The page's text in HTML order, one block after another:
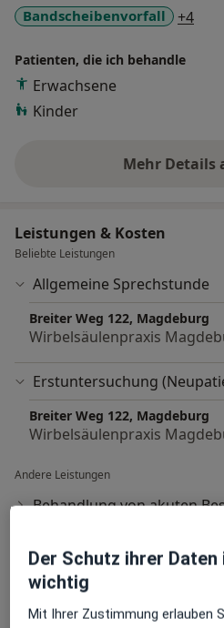
Bandscheibenvorfall +4
Patienten, die ich behandle
Erwachsene
Kinder
Mehr Details
Leistungen & Kosten
Beliebte Leistungen
Allgemeine Sprechstunde
Breiter Weg 122, Magdeburg
Wirbelsäulenpraxis
Erstuntersuchung
Breiter Weg 122, Magdeburg
Wirbelsäulenpraxis
Andere Leistungen
Behandlung von akuten
Elektroneurographie/
Gesundheits-Check-up
Der Schutz ihrer Daten
wichtig
Mit Ihrer Zustimmung erlauben